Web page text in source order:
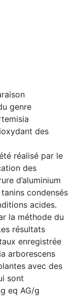
genre
des
réalisé par le
des
d’aluminium
condensés
acides.
la méthode du
résultats
enregistrée
arborescens
avec des
sont
eq AG/g